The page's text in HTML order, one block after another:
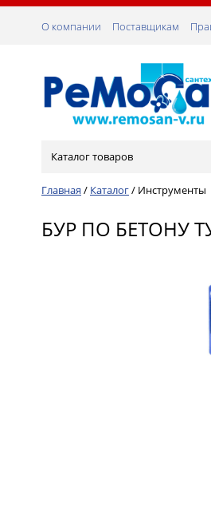
О компании Поставщикам
Каталог товаров
Главная / Каталог/ Инструменты
БУР ПО БЕТОНУ